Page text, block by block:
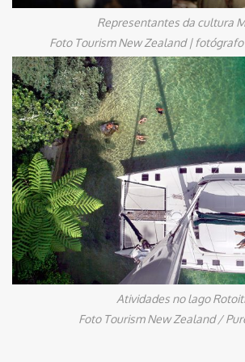
Representantes da cultura
Foto Tourism New Zealand | fotógrafo
Atividades no lago Rotoiti
Foto Tourism New Zealand /